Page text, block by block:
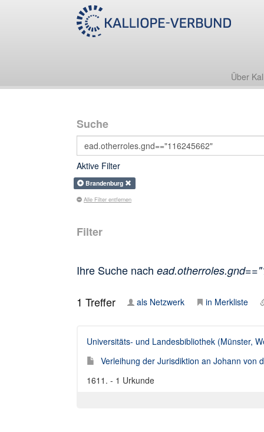
Über
Suche
Aktive Filter
Brandenburg
Alle Filter entfernen
Filter
Ihre Suche nach
1 Treffer als Netzwerk in Merkliste
Universitäts- und Landesbibliothek (Münster,
Verleihung der Jurisdiktion an Johann von
1611. - 1 Urkunde